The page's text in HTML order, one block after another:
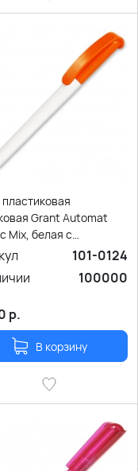
пластиковая
Grant Automat
Mix, белая с
101-0124
100000
р.
В корзину